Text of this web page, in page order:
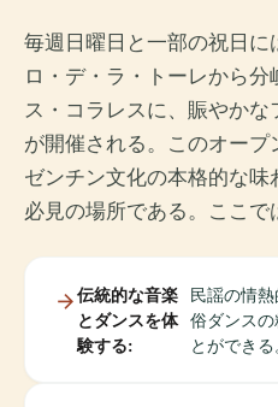
毎週日曜日と一部の祝日に
ロ・デ・ラ・トーレから
ス・コラレスに、賑やか
が開催される。このオー
ゼンチン文化の本格的な
必見の場所である。ここで
伝統的な音楽
とダンスを体
験する:
民謡の情
俗ダンスの
とができる